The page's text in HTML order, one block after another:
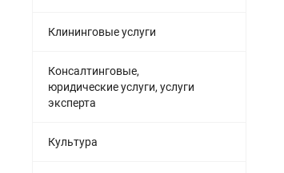
Клининговые услуги
Консалтинговые,
юридические услуги, услуги
эксперта
Культура